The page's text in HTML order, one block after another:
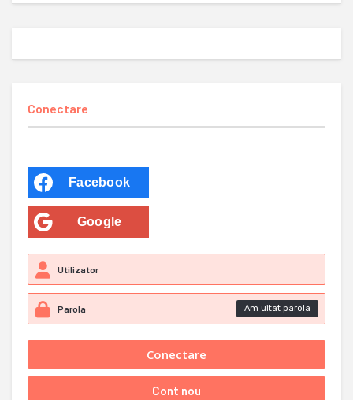
Conectare
Facebook
Google
Am uitat parola